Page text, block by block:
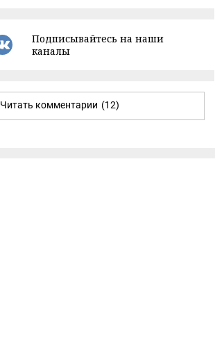
Подписывайтесь на наши
каналы
Читать комментарии (12)